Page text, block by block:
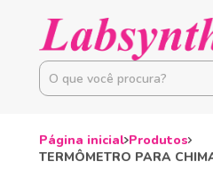
Página inicial Produtos
TERMÔMETRO PARA